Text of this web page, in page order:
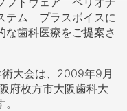
テム プラスボイスに
な歯科医療をご提案さ
大会は、2009年9月
府枚方市大阪歯科大